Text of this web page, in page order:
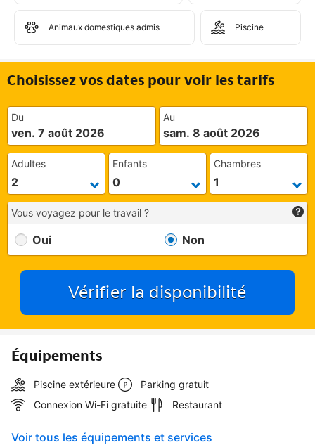
Animaux domestiques admis Piscine
Choisissez vos dates pour voir les tarifs
Du
ven. 7 août 2026
Au
sam. 8 août 2026
Adultes Enfants Chambres
Vous voyagez pour le travail ?
Oui Non
Vérifier la disponibilité
Équipements
Piscine extérieure
Parking gratuit
Connexion Wi-Fi gratuite
Restaurant
Voir tous les équipements et services